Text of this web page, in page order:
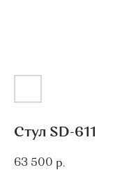
Стул SD-611
63 500 р.